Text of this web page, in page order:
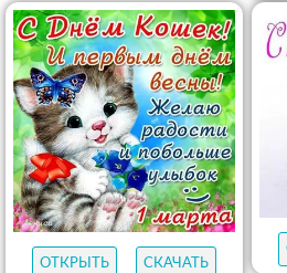
ОТКРЫТЬ СКАЧАТЬ